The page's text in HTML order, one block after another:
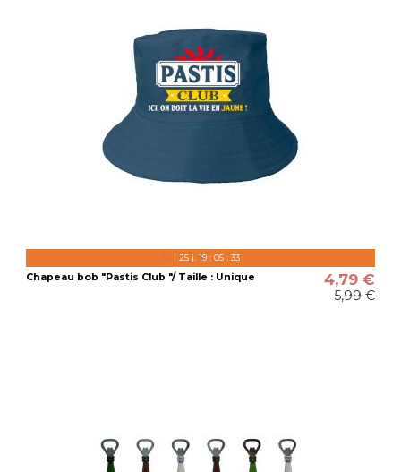
25j. 19: 05: 32
Chapeau bob "Pastis Club "/ Taille : Unique 4,79 €
5,99 €